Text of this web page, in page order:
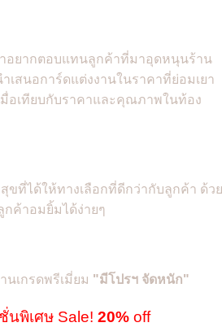
อยากตอบแทนลูกค้าที่มาอุดหนุนร้าน
ำเสนอการ์ดแต่งงานในราคาที่ย่อมเยา
มื่อเทียบกับราคาและคุณภาพในท้อง
ขที่ได้ให้ทางเลือกที่ดีกว่ากับลูกค้า ด้วย
กค้าอมยิ้มได้ง่ายๆ
นเกรดพรีเมี่ยม "มีโปรฯ จัดหนัก"
นพิเศษ Sale! 20% off